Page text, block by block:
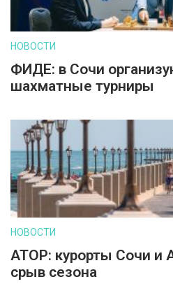
НОВОСТИ
ФИДЕ: в Сочи
шахматные турниры
НОВОСТИ
АТОР: курорты Сочи и
срыв сезона